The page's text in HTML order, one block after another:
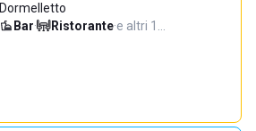
Dormelletto
Bar· Ristorante·e altri 1…